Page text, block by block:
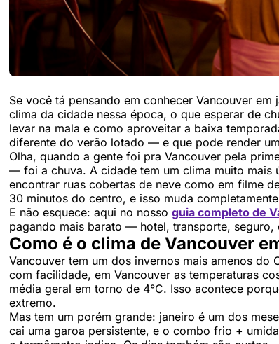
Se você tá pensando em conhecer Vancouver
clima da cidade nessa época, o que esperar de
levar na mala e como aproveitar a baixa
diferente do verão lotado — e que pode render
Olha, quando a gente foi pra Vancouver pela
— foi a chuva. A cidade tem um clima muito mais
encontrar ruas cobertas de neve como em filme
30 minutos do centro, e isso muda
E não esquece: aqui no nosso guia completo de
pagando mais barato — hotel, transporte, seguro,
Como é o clima de Vancouver
Vancouver tem um dos invernos mais amenos do
com facilidade, em Vancouver as temperaturas
média geral em torno de 4°C. Isso acontece
extremo.
Mas tem um porém grande: janeiro é um dos
cai uma garoa persistente, e o combo frio +